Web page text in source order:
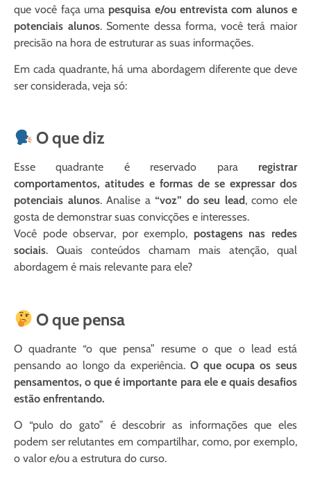
que você faça uma pesquisa e/ou entrevista com alunos e
potenciais alunos. Somente dessa forma, você terá maior
precisão na hora de estruturar as suas informações.
Em cada quadrante, há uma abordagem diferente que deve
ser considerada, veja só:
O que diz
Esse quadrante é reservado pararegistrar
comportamentos, atitudes e formas de se expressar dos
potenciais alunos. Analise a “voz” do seu lead, como ele
gosta de demonstrar suas convicções e interesses.
Você pode observar, por exemplo, postagens nas redes
sociais. Quais conteúdos chamam mais atenção, qual
abordagem é mais relevante para ele?
O que pensa
O quadrante “o que pensa” resume o que o lead está
pensando ao longo da experiência. O que ocupa os seus
pensamentos, o que é importante para ele e quais desafios
estão enfrentando.
O “pulo do gato” é descobrir as informações que eles
podem ser relutantes em compartilhar, como, por exemplo,
o valor e/ou a estrutura do curso.